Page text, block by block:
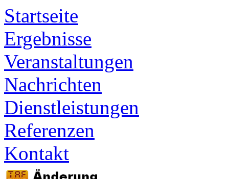
Startseite
Ergebnisse
Veranstaltungen
Nachrichten
Dienstleistungen
Referenzen
Kontakt